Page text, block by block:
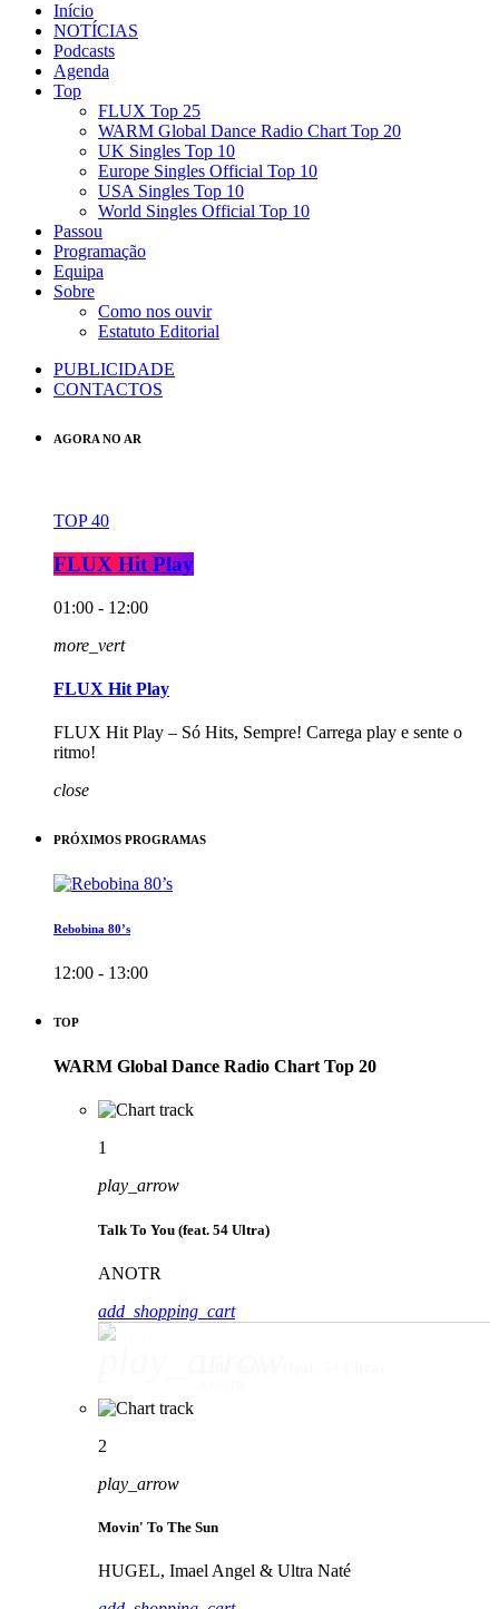
Início
NOTÍCIAS
Podcasts
Agenda
Top
FLUX Top 25
WARM Global Dance Radio Chart Top 20
UK Singles Top 10
Europe Singles Official Top 10
USA Singles Top 10
World Singles Official Top 10
Passou
Programação
Equipa
Sobre
Como nos ouvir
Estatuto Editorial
PUBLICIDADE
CONTACTOS
AGORA NO AR
TOP 40
FLUX Hit Play
01:00 - 12:00
more_vert
FLUX Hit Play
FLUX Hit Play – Só Hits, Sempre! Carrega play e sente o
ritmo!
close
PRÓXIMOS PROGRAMAS
Rebobina 80’s
12:00 - 13:00
TOP
WARM Global Dance Radio Chart Top 20
1
play_arrow
Talk To You (feat. 54 Ultra)
ANOTR
add_shopping_cart
2
play_arrow
Movin' To The Sun
HUGEL, Imael Angel & Ultra Naté